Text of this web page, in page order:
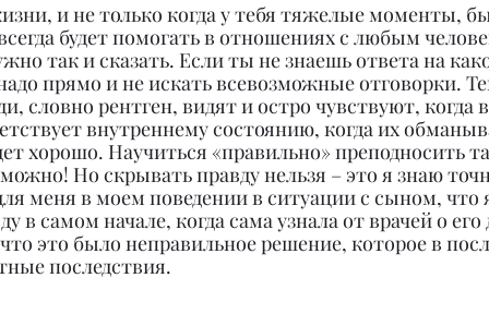
и не только когда у тебя тяжелые моменты,
будет помогать в отношениях с любым
так и сказать. Если ты не знаешь ответа на
прямо и не искать всевозможные отговорки.
словно рентген, видят и остро чувствуют,
внутреннему состоянию, когда их
хорошо. Научиться «правильно» преподносить
Но скрывать правду нельзя – это я знаю
меня в моем поведении в ситуации с сыном, что
в самом начале, когда сама узнала от врачей о
это было неправильное решение, которое в
последствия.